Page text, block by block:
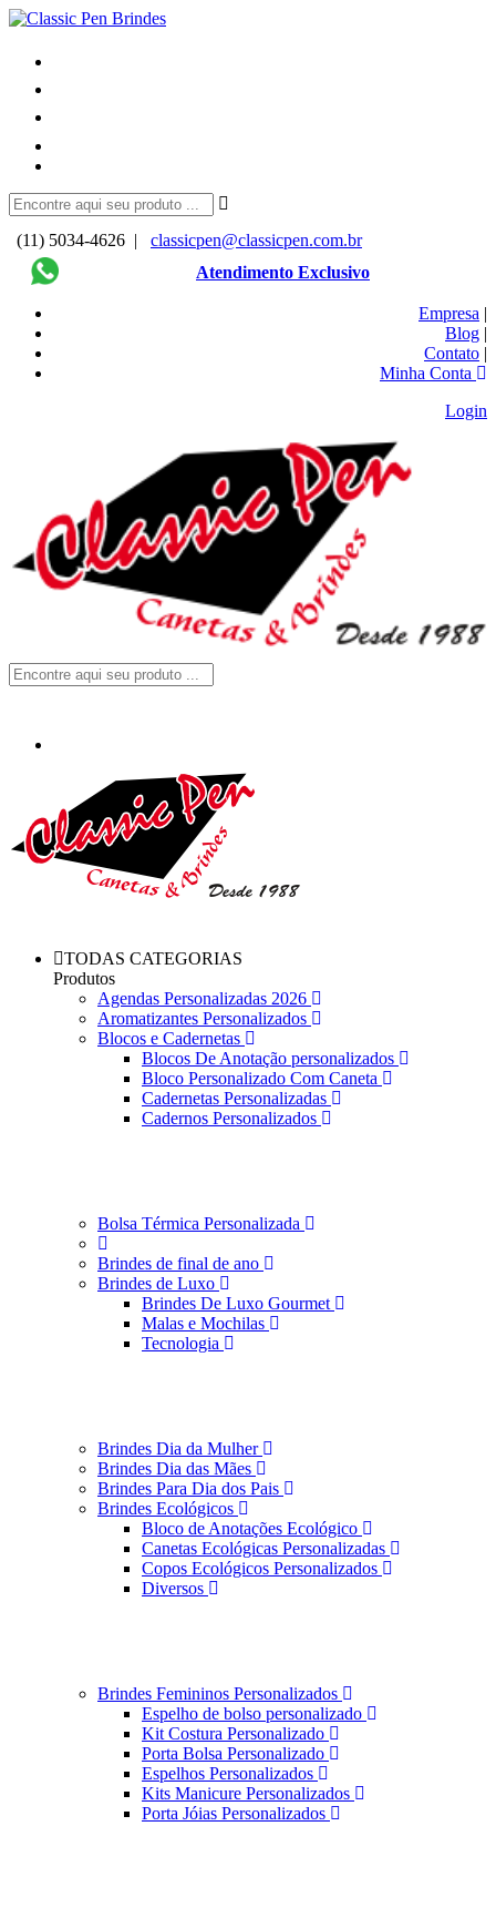
(11) 5034-4626 |
classicpen@classicpen.com.br
Atendimento Exclusivo
Empresa |
Blog |
Contato |
Minha Conta
Login
TODAS CATEGORIAS
Produtos
Agendas Personalizadas 2026
Aromatizantes Personalizados
Blocos e Cadernetas
Blocos De Anotação personalizados
Bloco Personalizado Com Caneta
Cadernetas Personalizadas
Cadernos Personalizados
Bolsa Térmica Personalizada
Brindes de final de ano
Brindes de Luxo
Brindes De Luxo Gourmet
Malas e Mochilas
Tecnologia
Brindes Dia da Mulher
Brindes Dia das Mães
Brindes Para Dia dos Pais
Brindes Ecológicos
Bloco de Anotações Ecológico
Canetas Ecológicas Personalizadas
Copos Ecológicos Personalizados
Diversos
Brindes Femininos Personalizados
Espelho de bolso personalizado
Kit Costura Personalizado
Porta Bolsa Personalizado
Espelhos Personalizados
Kits Manicure Personalizados
Porta Jóias Personalizados